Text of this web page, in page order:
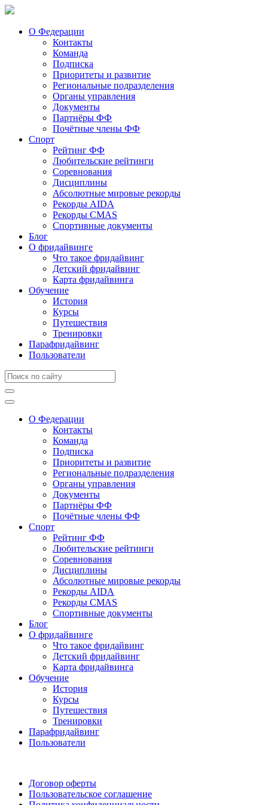
О Федерации
Контакты
Команда
Подписка
Приоритеты и развитие
Региональные подразделения
Органы управления
Документы
Партнёры ФФ
Почётные члены ФФ
Спорт
Рейтинг ФФ
Любительские рейтинги
Соревнования
Дисциплины
Абсолютные мировые рекорды
Рекорды AIDA
Рекорды CMAS
Спортивные документы
Блог
О фридайвинге
Что такое фридайвинг
Детский фридайвинг
Карта фридайвинга
Обучение
История
Курсы
Путешествия
Тренировки
Парафридайвинг
Пользователи
О Федерации
Контакты
Команда
Подписка
Приоритеты и развитие
Региональные подразделения
Органы управления
Документы
Партнёры ФФ
Почётные члены ФФ
Спорт
Рейтинг ФФ
Любительские рейтинги
Соревнования
Дисциплины
Абсолютные мировые рекорды
Рекорды AIDA
Рекорды CMAS
Спортивные документы
Блог
О фридайвинге
Что такое фридайвинг
Детский фридайвинг
Карта фридайвинга
Обучение
История
Курсы
Путешествия
Тренировки
Парафридайвинг
Пользователи
Договор оферты
Пользовательское соглашение